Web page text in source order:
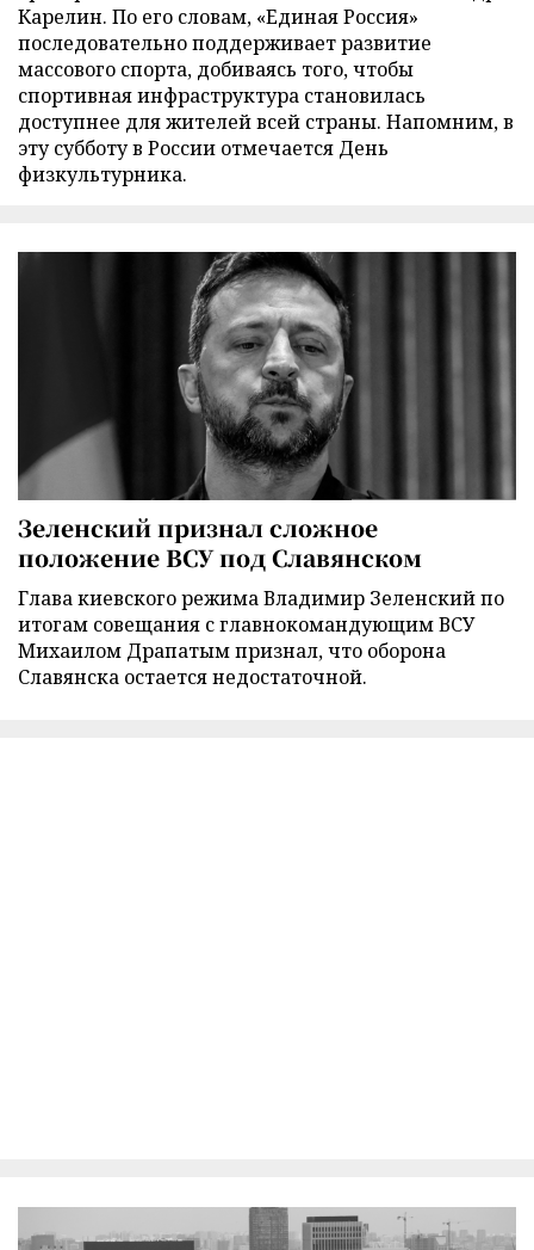
Карелин. По его словам, «Единая Россия»
последовательно поддерживает развитие
массового спорта, добиваясь того, чтобы
спортивная инфраструктура становилась
доступнее для жителей всей страны. Напомним, в
эту субботу в России отмечается День
физкультурника.
Зеленский признал сложное
положение ВСУ под Славянском
Глава киевского режима Владимир Зеленский по
итогам совещания с главнокомандующим ВСУ
Михаилом Драпатым признал, что оборона
Славянска остается недостаточной.